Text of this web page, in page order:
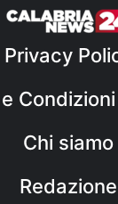
Privacy
Chi siamo
Redazione